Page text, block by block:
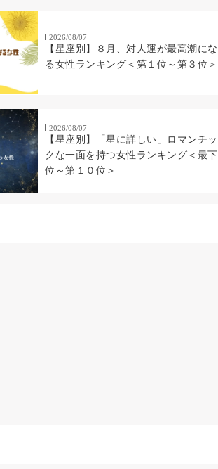
2026/08/07
【星座別】８月、対人運が最高潮にな
る女性ランキング＜第１位～第３位＞
2026/08/07
【星座別】「星に詳しい」ロマンチッ
クな一面を持つ女性ランキング＜最下
位～第１０位＞